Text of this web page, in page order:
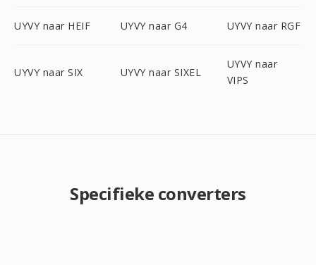
UYVY naar HEIF UYVY naar G4 UYVY naar RGF
UYVY naar SIX UYVY naar SIXEL
UYVY naar
VIPS
Specifieke converters